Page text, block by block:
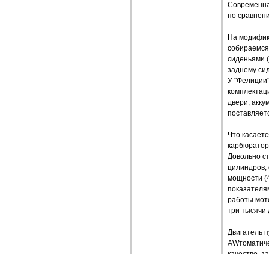
по
На
сиденьями
заднему
У
двери,
Что
Довольно
цилиндров,
мощности
работы
три тысячи
Двигатель